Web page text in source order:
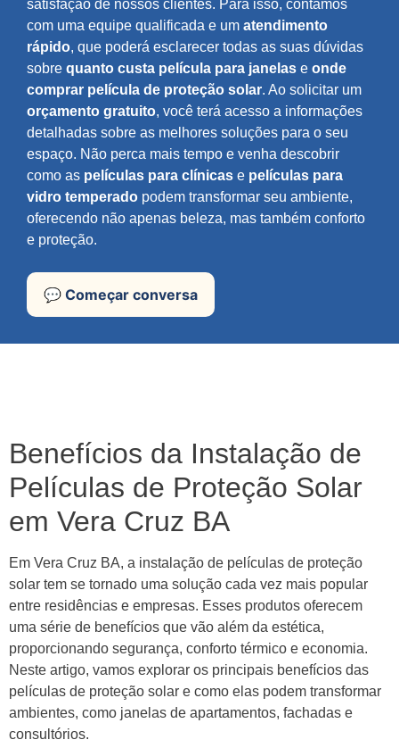
satisfação de nossos clientes. Para isso, contamos
com uma equipe qualificada e um atendimento
rápido, que poderá esclarecer todas as suas dúvidas
sobre quanto custa película para janelas e onde
comprar película de proteção solar. Ao solicitar um
orçamento gratuito, você terá acesso a informações
detalhadas sobre as melhores soluções para o seu
espaço. Não perca mais tempo e venha descobrir
como as películas para clínicas e películas para
vidro temperado podem transformar seu ambiente,
oferecendo não apenas beleza, mas também conforto
e proteção.
💬 Começar conversa
Benefícios da Instalação de
Películas de Proteção Solar
em Vera Cruz BA
Em Vera Cruz BA, a instalação de películas de proteção
solar tem se tornado uma solução cada vez mais popular
entre residências e empresas. Esses produtos oferecem
uma série de benefícios que vão além da estética,
proporcionando segurança, conforto térmico e economia.
Neste artigo, vamos explorar os principais benefícios das
películas de proteção solar e como elas podem transformar
ambientes, como janelas de apartamentos, fachadas e
consultórios.